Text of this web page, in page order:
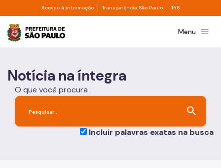
Pular para o Conteúdo principal
Acesso à informação Divisor de acesso à informação
Transparência São Paulo Divisor de
156
Prefeitura de São PauloMenu menu
Notícia na íntegra
O que você procura
search
Incluir palavras exatas na busca